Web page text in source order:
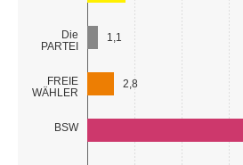
Die
PARTEI
FREIE
WÄHLER
BSW
1,1
2,8